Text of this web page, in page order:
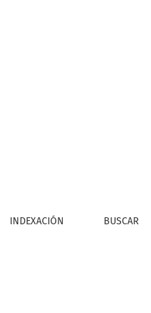
INDEXACIÓN BUSCAR